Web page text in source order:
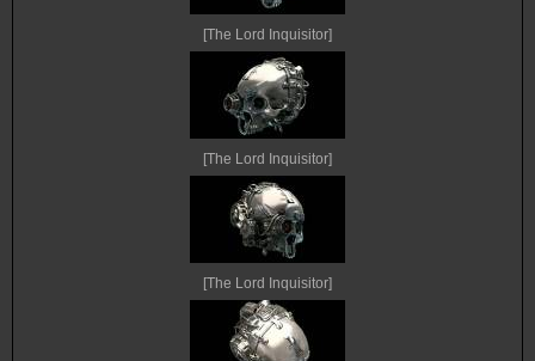
[The Lord Inquisitor]
[The Lord Inquisitor]
[The Lord Inquisitor]